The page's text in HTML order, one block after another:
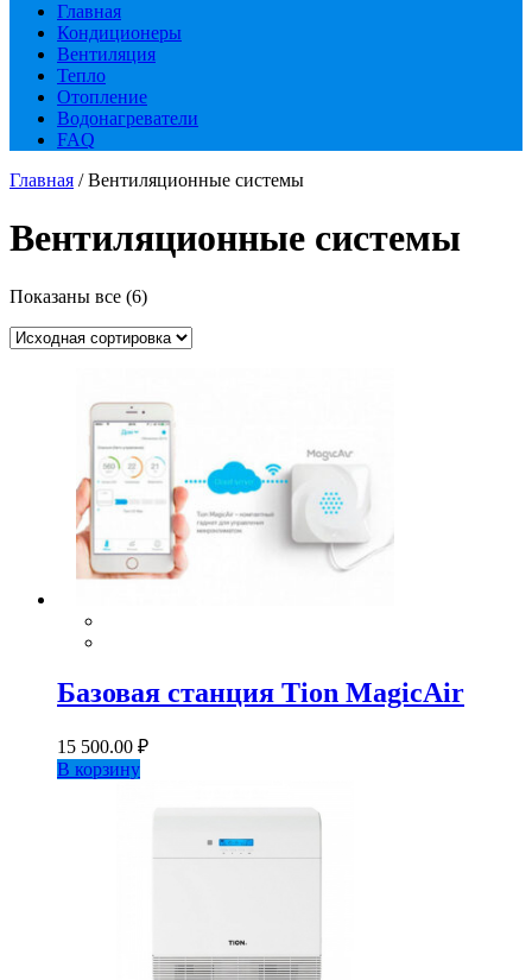
Главная
Кондиционеры
Вентиляция
Тепло
Отопление
Водонагреватели
FAQ
Главная / Вентиляционные системы
Вентиляционные системы
Показаны все (6)
Базовая станция Tion MagicAir
15 500.00 ₽
В корзину